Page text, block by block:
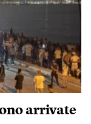
arrivate